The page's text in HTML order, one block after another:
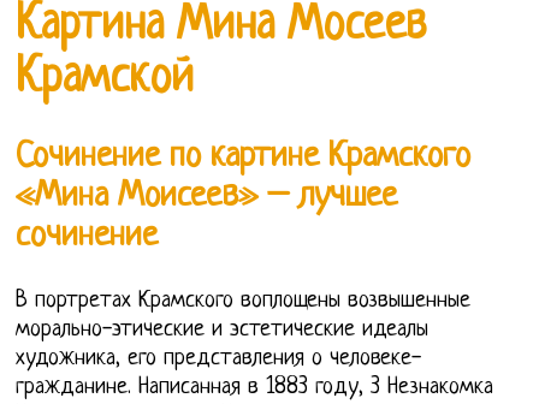
Картина Мина Мосеев
Крамской
Сочинение по картине Крамского
«Мина Моисеев» – лучшее
сочинение
В портретах Крамского воплощены возвышенные
морально-этические и эстетические идеалы
художника, его представления о человеке-
гражданине. Написанная в 1883 году, 3 Незнакомка